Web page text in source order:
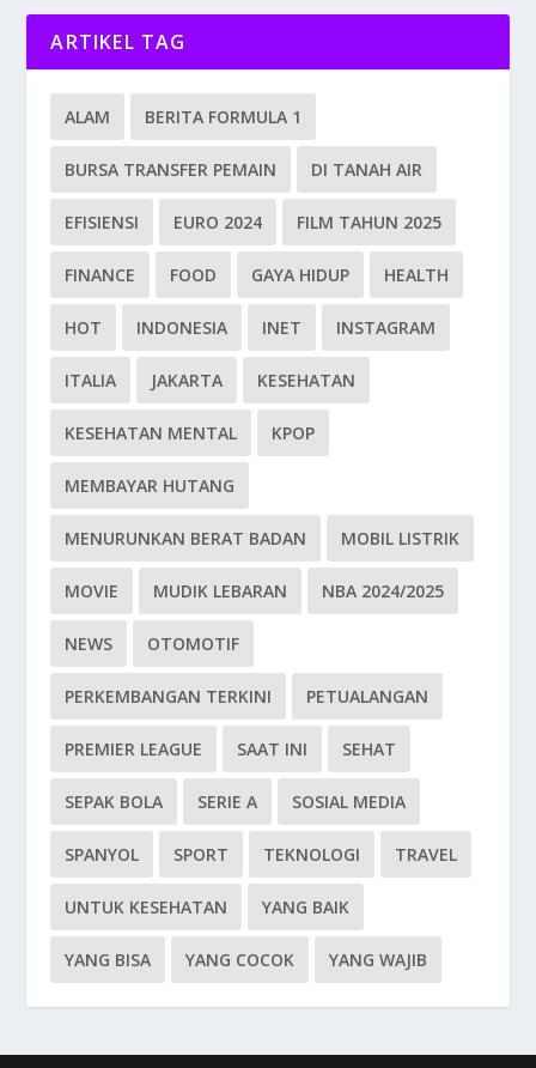
ARTIKEL TAG
ALAM BERITA FORMULA 1
BURSA TRANSFER PEMAIN DI TANAH AIR
EFISIENSI EURO 2024 FILM TAHUN 2025
FINANCE FOOD GAYA HIDUP HEALTH
HOT INDONESIA INET INSTAGRAM
ITALIA JAKARTA KESEHATAN
KESEHATAN MENTAL KPOP
MEMBAYAR HUTANG
MENURUNKAN BERAT BADAN MOBIL LISTRIK
MOVIE MUDIK LEBARAN NBA 2024/2025
NEWS OTOMOTIF
PERKEMBANGAN TERKINI PETUALANGAN
PREMIER LEAGUE SAAT INI SEHAT
SEPAK BOLA SERIE A SOSIAL MEDIA
SPANYOL SPORT TEKNOLOGI TRAVEL
UNTUK KESEHATAN YANG BAIK
YANG BISA YANG COCOK YANG WAJIB